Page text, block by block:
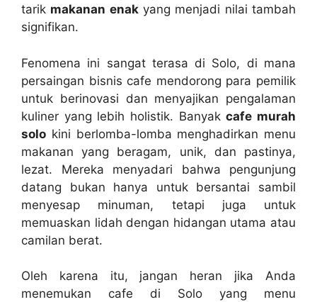
tarik makanan enakyang menjadi nilai tambah
signifikan.
Fenomena ini sangat terasa di Solo, di mana
persaingan bisnis cafe mendorong para pemilik
untuk berinovasi dan menyajikan pengalaman
kuliner yang lebih holistik. Banyakcafe murah
solo kini berlomba-lomba menghadirkan menu
makanan yang beragam, unik, dan pastinya,
lezat. Mereka menyadari bahwa pengunjung
datang bukan hanya untuk bersantai sambil
menyesap minuman, tetapi juga untuk
memuaskan lidah dengan hidangan utama atau
camilan berat.
Oleh karena itu, jangan heran jika Anda
menemukan cafe di Solo yang menu